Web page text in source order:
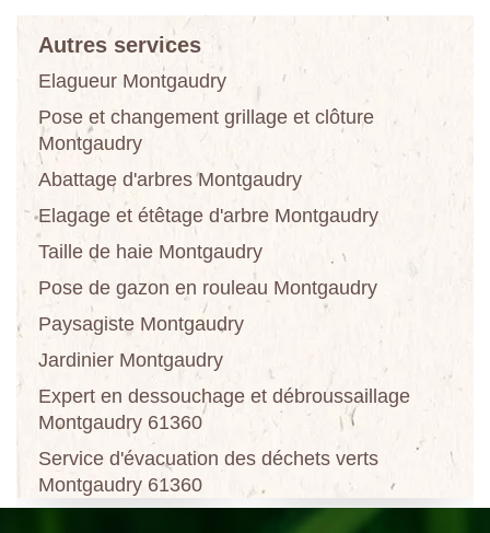
Autres services
Elagueur Montgaudry
Pose et changement grillage et clôture
Montgaudry
Abattage d'arbres Montgaudry
Elagage et étêtage d'arbre Montgaudry
Taille de haie Montgaudry
Pose de gazon en rouleau Montgaudry
Paysagiste Montgaudry
Jardinier Montgaudry
Expert en dessouchage et débroussaillage
Montgaudry 61360
Service d'évacuation des déchets verts
Montgaudry 61360